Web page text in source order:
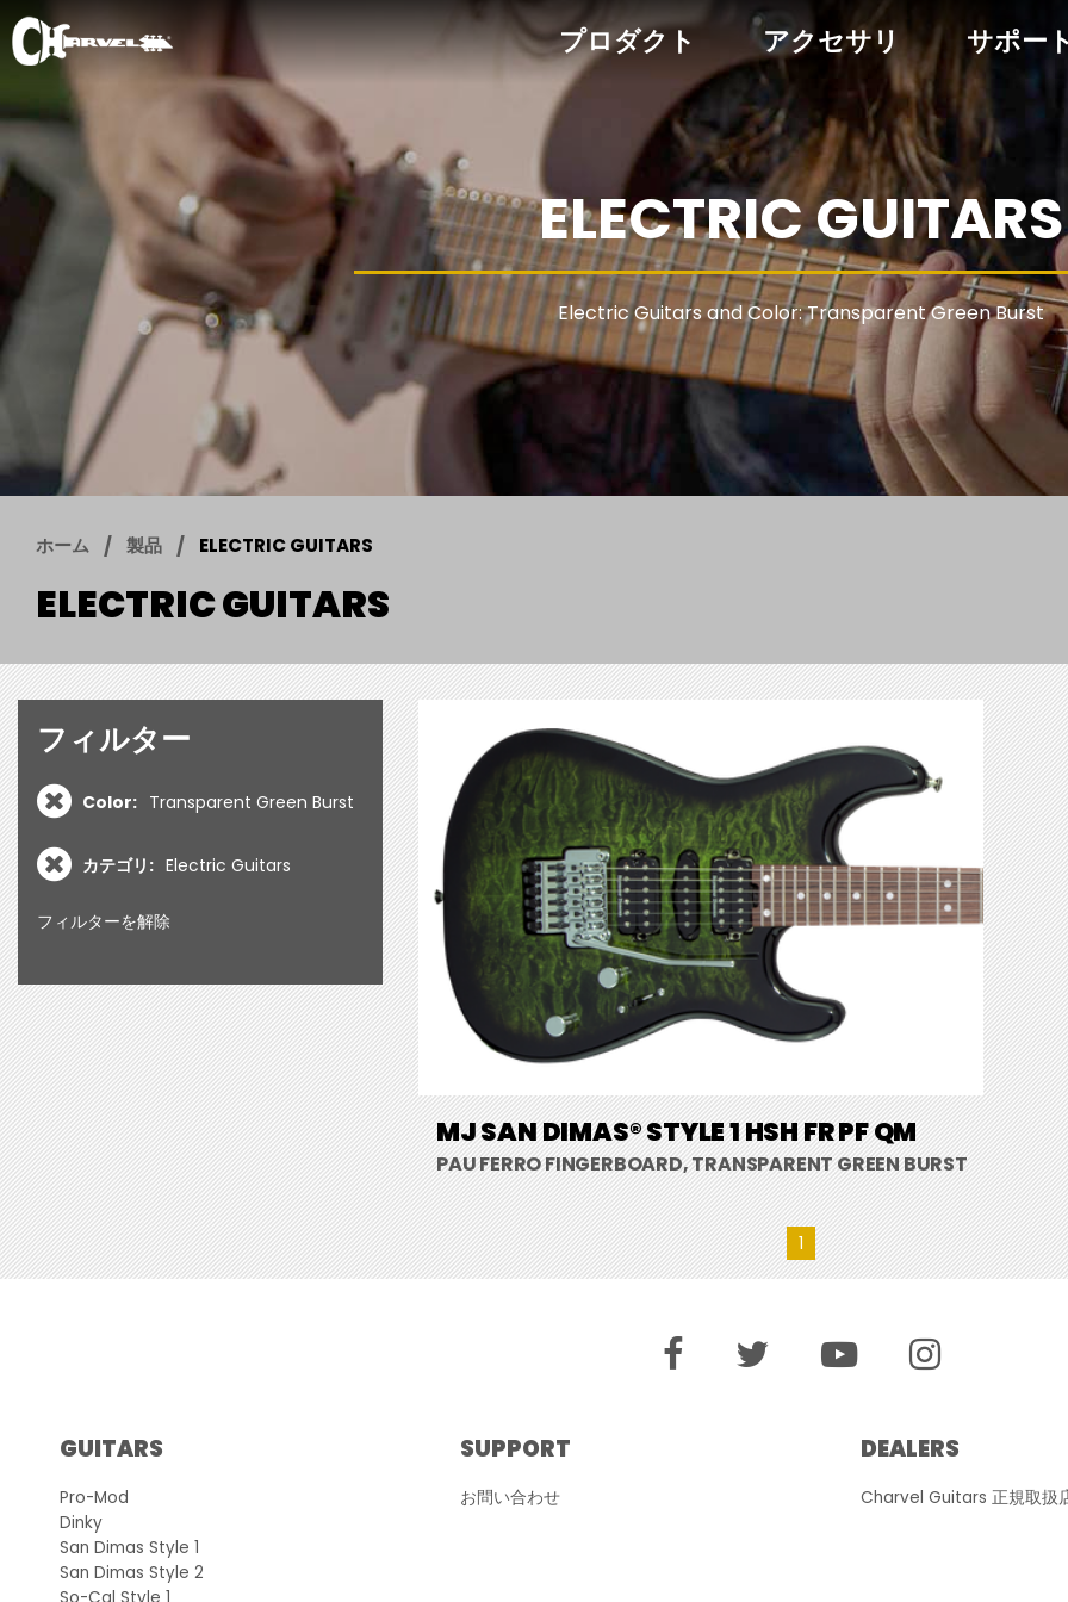
プロダクト アクセサリ サポー
ELECTRIC GUITARS
Electric Guitars and Color: Transparent Green Burst
ホーム 製品 ELECTRIC GUITARS
ELECTRIC GUITARS
フィルター
Color: Transparent Green Burst
カテゴリ: Electric Guitars
フィルターを解除
MJ SAN DIMAS® STYLE 1 HSH FR PF QM
PAU FERRO FINGERBOARD, TRANSPARENT GREEN BURST
1
GUITARS
Pro-Mod
Dinky
San Dimas Style 1
San Dimas Style 2
SUPPORT
お問い合わせ
DEALERS
Charvel Guitars 正規取扱